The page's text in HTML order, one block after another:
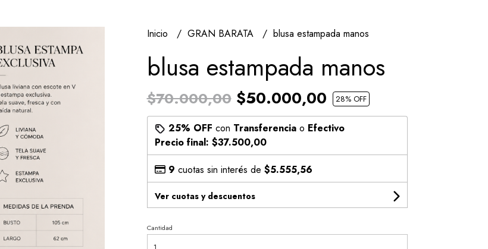
Inicio GRAN BARATA blusa estampada manos
blusa estampada manos
$70.000,00$50.000,00 28% OFF
25% OFF con Transferenciao Efectivo
Precio final: $37.500,00
9 cuotas sin interés de $5.555,56
Ver cuotas y descuentos
Cantidad